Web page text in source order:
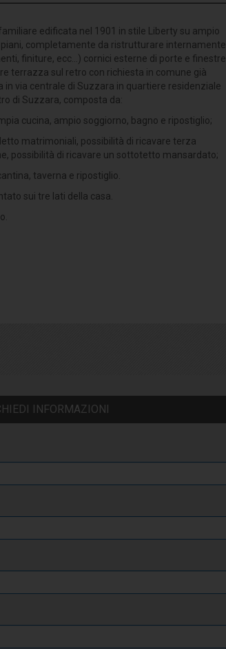
edificata nel 1901 in stile Liberty su ampio
completamente da ristrutturare internamente
finiture, ecc...) cornici esterne di porte e finestre
terrazza sul retro con richiesta in comune già
via centrale di Suzzara in quartiere residenziale
di Suzzara, composta da:
cucina, ampio soggiorno, bagno e ripostiglio;
matrimoniali, possibilità di ricavare terza
possibilità di ricavare un sottotetto mansardato;
taverna e ripostiglio.
sui tre lati della casa.
INFORMAZIONI